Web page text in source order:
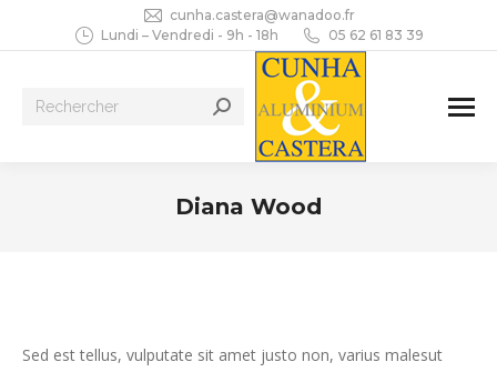
cunha.castera@wanadoo.fr
Lundi – Vendredi - 9h - 18h
05 62 61 83 39
Recherche
Diana Wood
Sed est tellus, vulputate sit amet justo non, varius malesut